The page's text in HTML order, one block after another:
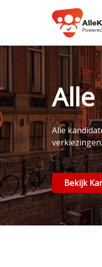
Alle
verkiezingen.
Bekijk